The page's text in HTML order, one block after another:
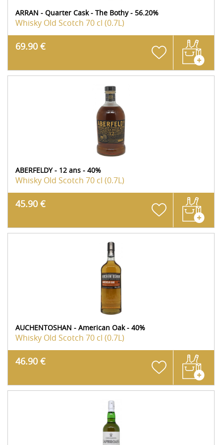
ARRAN - Quarter Cask - The Bothy - 56.20%
Whisky Old Scotch 70 cl (0.7L)
69.90 €
ABERFELDY - 12 ans - 40%
Whisky Old Scotch 70 cl (0.7L)
45.90 €
AUCHENTOSHAN - American Oak - 40%
Whisky Old Scotch 70 cl (0.7L)
46.90 €